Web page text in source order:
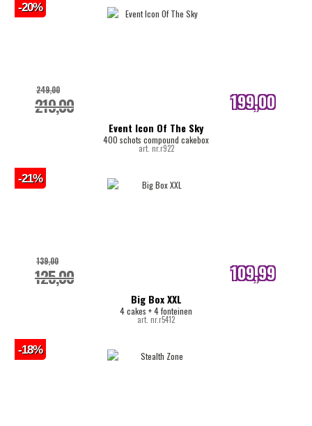
Event Icon Of The Sky
400 schots compound cakebox
art. nr.r922
219,00
249,00 199,00
internetprijs
-20%
Big Box XXL
4 cakes + 4 fonteinen
art. nr.r5412
125,00
139,00 109,99
internetprijs
-21%
-18%